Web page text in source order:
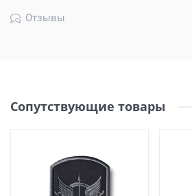
Отзывы
Сопутствующие товары